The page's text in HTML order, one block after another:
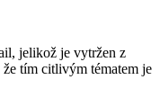
jelikož je vytržen z
tím citlivým tématem je